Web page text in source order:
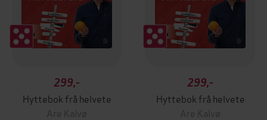
299,-
Hyttebok frå helvete
Are Kalvø
299,-
Hyttebok frå helvete
Are Kalvø